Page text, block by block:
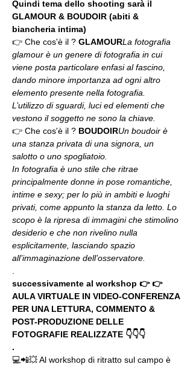
Quindi tema dello shooting sarà il
GLAMOUR & BOUDOIR (abiti &
biancheria intima)
👉 Che cos'è il ? GLAMOURLa fotografia
glamour è un genere di fotografia in cui
viene posta particolare enfasi al fascino,
dando minore importanza ad ogni altro
elemento presente nella fotografia.
L’utilizzo di sguardi, luci ed elementi che
vestono il soggetto ne sono la chiave.
👉 Che cos'è il ? BOUDOIRUn boudoir è
una stanza privata di una signora, un
salotto o uno spogliatoio.
In fotografia è uno stile che ritrae
principalmente donne in pose romantiche,
intime e sexy; per lo più in ambiti e luoghi
privati, come appunto la stanza da letto. Lo
scopo è la ripresa di immagini che stimolino
desiderio e che non rivelino nulla
esplicitamente, lasciando spazio
all’immaginazione dell’osservatore.
successivamente al workshop 👉 👉
AULA VIRTUALE IN VIDEO-CONFERENZA
PER UNA LETTURA, COMMENTO &
POST-PRODUZIONE DELLE
FOTOGRAFIE REALIZZATE 👇👇👇
.
💻📲💥 Al workshop di ritratto sul campo è